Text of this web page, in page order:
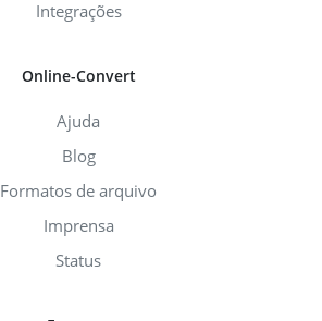
Integrações
Online-Convert
Ajuda
Blog
Formatos de arquivo
Imprensa
Status